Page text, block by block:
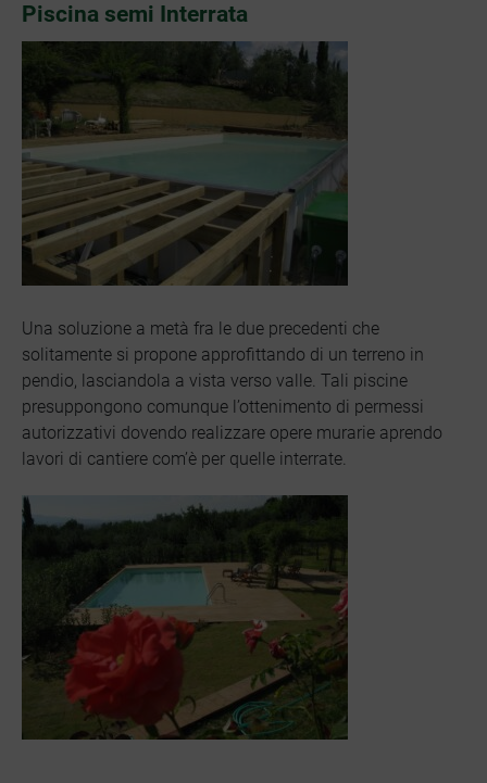
Piscina semi Interrata
Una soluzione a metà fra le due precedenti che
solitamente si propone approfittando di un terreno in
pendio, lasciandola a vista verso valle. Tali piscine
presuppongono comunque l’ottenimento di permessi
autorizzativi dovendo realizzare opere murarie aprendo
lavori di cantiere com’è per quelle interrate.